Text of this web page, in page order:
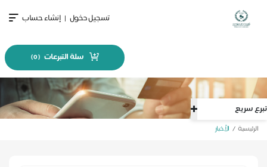
تبرع سريع
تسجيل دخول | إنشاء حساب
سلة التبرعات (
0
)
الرئيسية الأخبار